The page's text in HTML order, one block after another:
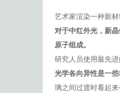
艺术家渲染一种新
对于中红外光，新
原子组成。
研究人员使用最先
光学各向异性是一
璃之间过渡时看起来